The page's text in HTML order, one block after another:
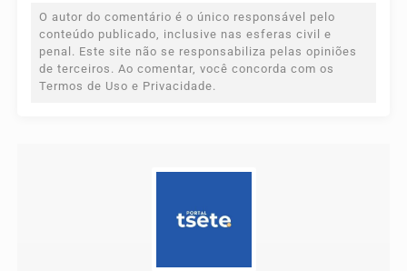
O autor do comentário é o único responsável pelo
conteúdo publicado, inclusive nas esferas civil e
penal. Este site não se responsabiliza pelas opiniões
de terceiros. Ao comentar, você concorda com os
Termos de Uso e Privacidade.